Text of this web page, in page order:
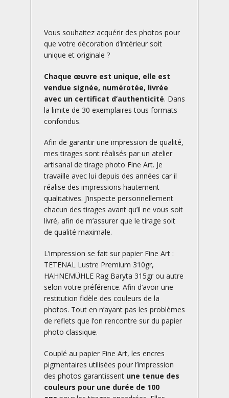
Vous souhaitez acquérir des photos pour
que votre décoration d’intérieur soit
unique et originale ?
Chaque œuvre est unique, elle est
vendue signée, numérotée, livrée
avec un certificat d’authenticité. Dans
la limite de 30 exemplaires tous formats
confondus.
Afin de garantir une impression de qualité,
mes tirages sont réalisés par un atelier
artisanal de tirage photo Fine Art. Je
travaille avec lui depuis des années car il
réalise des impressions hautement
qualitatives. J’inspecte personnellement
chacun des tirages avant qu’il ne vous soit
livré, afin de m’assurer que le tirage soit
de qualité maximale.
L’impression se fait sur papier Fine Art :
TETENAL Lustre Premium 310gr,
HAHNEMÜHLE Rag Baryta 315gr ou autre
selon votre préférence. Afin d’avoir une
restitution fidèle des couleurs de la
photos. Tout en n’ayant pas les problèmes
de reflets que l’on rencontre sur du papier
photo classique.
Couplé au papier Fine Art, les encres
pigmentaires utilisées pour l’impression
des photos garantissent une tenue des
couleurs pour une durée de 100